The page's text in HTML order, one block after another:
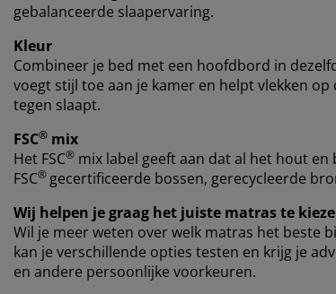
gebalanceerde slaapervaring.
Kleur
Combineer je bed met een hoofdbord in
voegt stijl toe aan je kamer en helpt vlekken
tegen slaapt.
FSC® mix
Het FSC® mix label geeft aan dat al het hout
FSC® gecertificeerde bossen, gerecycleerde
Wij helpen je graag het juiste matras te
Wil je meer weten over welk matras het beste
kan je verschillende opties testen en krijg je
en andere persoonlijke voorkeuren.